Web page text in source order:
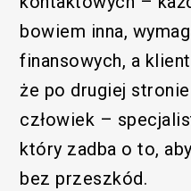
bowiem inna,
finansowych, a
że po drugiej
człowiek –
który zadba o to,
bez przeszkód.